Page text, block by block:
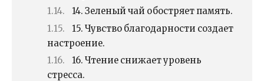
14. Зеленый чай обостряет память.
15. Чувство благодарности создает
настроение.
16. Чтение снижает уровень
стресса.